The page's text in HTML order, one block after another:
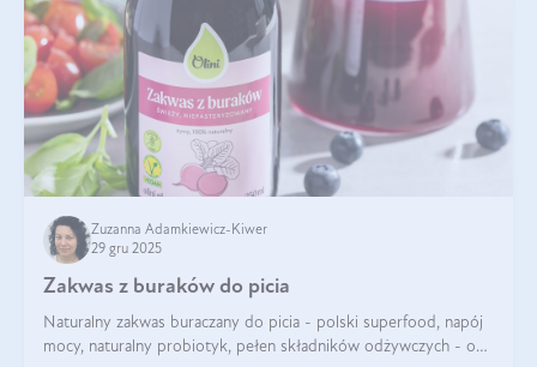
Zuzanna Adamkiewicz-Kiwer
29 gru 2025
Zakwas z buraków do picia
Naturalny zakwas buraczany do picia - polski superfood, napój
mocy, naturalny probiotyk, pełen składników odżywczych - o